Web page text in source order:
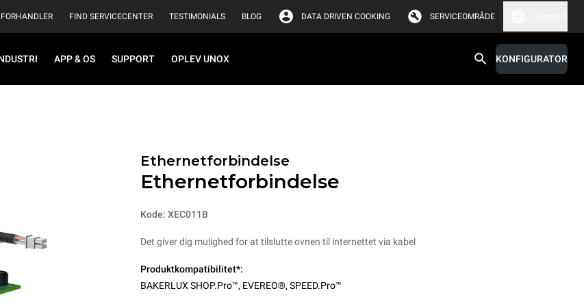
FIND SERVICECENTER TESTIMONIALS BLOG DATA DRIVEN COOKING SERVICEOMRÅDE
APP & OS SUPPORT OPLEV UNOX KONFIGURATOR
Ethernetforbindelse
Ethernetforbindelse
Kode: XEC011B
Det giver dig mulighed for at tilslutte ovnen til internettet via kabel
Produktkompatibilitet*:
BAKERLUX SHOP.Pro™, EVEREO®, SPEED.Pro™